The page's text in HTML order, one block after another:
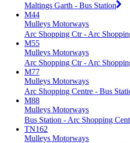
Maltings Garth - Bus Station
M44
Mulleys Motorways
Arc Shopping Ctr - Arc
M55
Mulleys Motorways
Arc Shopping Ctr - Arc
M77
Mulleys Motorways
Arc Shopping Centre - Bus
M88
Mulleys Motorways
Bus Station - Arc Shopping
TN162
Mulleys Motorways